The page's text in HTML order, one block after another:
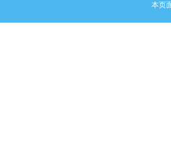
本页